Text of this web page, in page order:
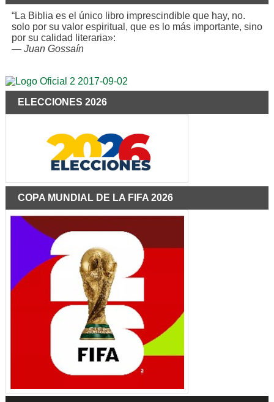
“La Biblia es el único libro imprescindible que hay, no.
solo por su valor espiritual, que es lo más importante, sino
por su calidad literaria»:
— Juan Gossaín
ELECCIONES 2026
COPA MUNDIAL DE LA FIFA 2026